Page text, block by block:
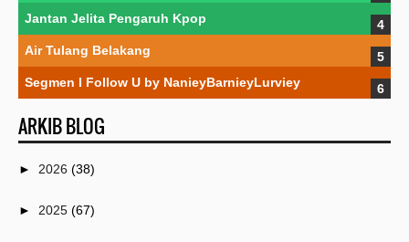
Jantan Jelita Pengaruh Kpop
Air Tulang Belakang
Segmen I Follow U by NanieyBarnieyLurviey
ARKIB BLOG
► 2026 (38)
► 2025 (67)